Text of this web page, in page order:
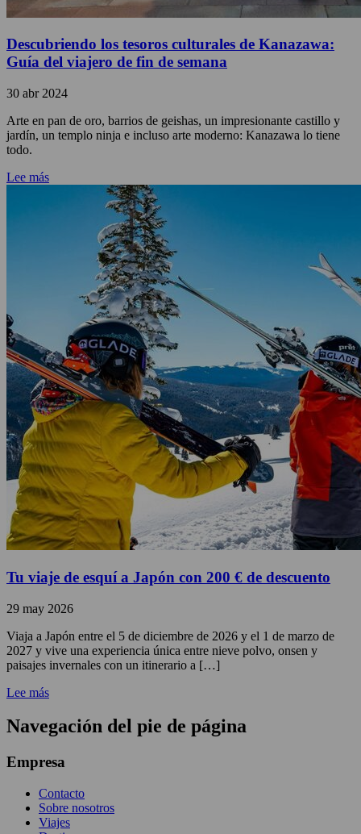
Descubriendo los tesoros culturales de Kanazawa:
Guía del viajero de fin de semana
30 abr 2024
Arte en pan de oro, barrios de geishas, un impresionante castillo y
jardín, un templo ninja e incluso arte moderno: Kanazawa lo tiene
todo.
Lee más
Tu viaje de esquí a Japón con 200 € de descuento
29 may 2026
Viaja a Japón entre el 5 de diciembre de 2026 y el 1 de marzo de
2027 y vive una experiencia única entre nieve polvo, onsen y
paisajes invernales con un itinerario a […]
Lee más
Navegación del pie de página
Empresa
Contacto
Sobre nosotros
Viajes